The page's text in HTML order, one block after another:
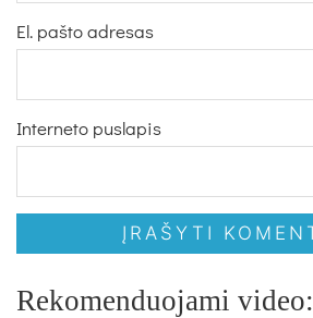
El. pašto adresas
Interneto puslapis
Rekomenduojami video: